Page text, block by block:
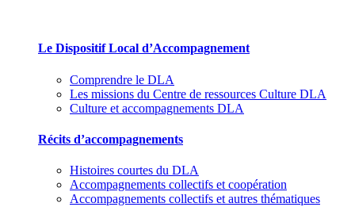
Le Dispositif Local d’Accompagnement
Comprendre le DLA
Les missions du Centre de ressources Culture DLA
Culture et accompagnements DLA
Récits d’accompagnements
Histoires courtes du DLA
Accompagnements collectifs et coopération
Accompagnements collectifs et autres thématiques